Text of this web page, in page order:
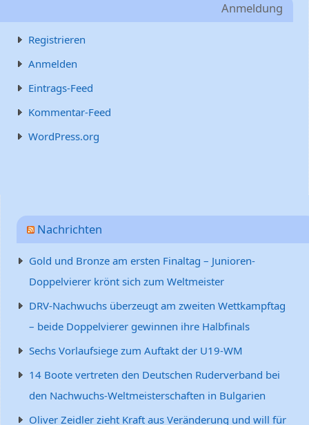
Anmeldung
Registrieren
Anmelden
Eintrags-Feed
Kommentar-Feed
WordPress.org
Nachrichten
Gold und Bronze am ersten Finaltag – Junioren-
Doppelvierer krönt sich zum Weltmeister
DRV-Nachwuchs überzeugt am zweiten Wettkampftag
– beide Doppelvierer gewinnen ihre Halbfinals
Sechs Vorlaufsiege zum Auftakt der U19-WM
14 Boote vertreten den Deutschen Ruderverband bei
den Nachwuchs-Weltmeisterschaften in Bulgarien
Oliver Zeidler zieht Kraft aus Veränderung und will für